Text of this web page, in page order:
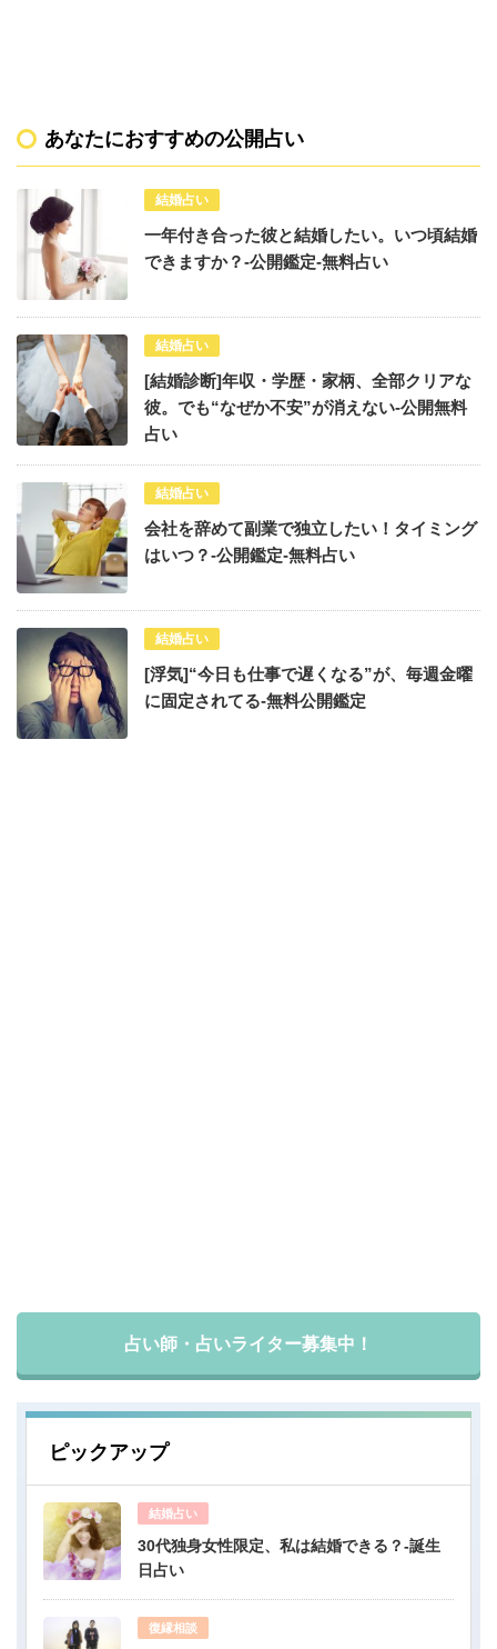
あなたにおすすめの公開占い
結婚占い
一年付き合った彼と結婚したい。いつ頃結婚
できますか？-公開鑑定-無料占い
結婚占い
[結婚診断]年収・学歴・家柄、全部クリアな
彼。でも“なぜか不安”が消えない-公開無料
占い
結婚占い
会社を辞めて副業で独立したい！タイミング
はいつ？-公開鑑定-無料占い
結婚占い
[浮気]“今日も仕事で遅くなる”が、毎週金曜
に固定されてる-無料公開鑑定
占い師・占いライター募集中！
ピックアップ
結婚占い
30代独身女性限定、私は結婚できる？-誕生
日占い
復縁相談